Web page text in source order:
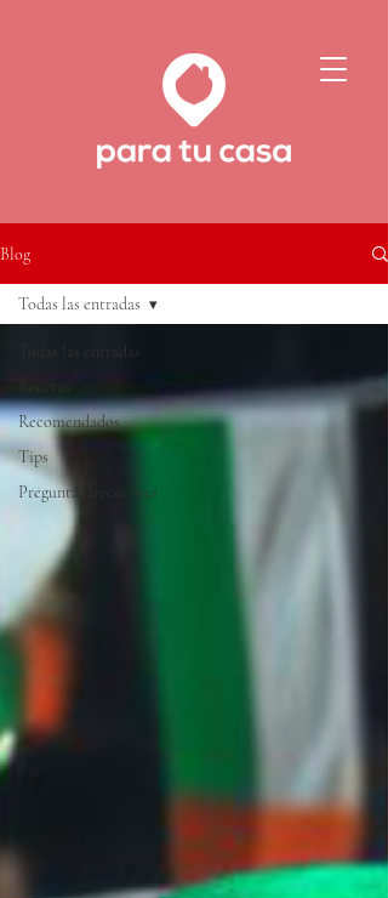
Blog
Todas las entradas
Recomendados
Tips
Preguntas frecuentes
Todas las entradas